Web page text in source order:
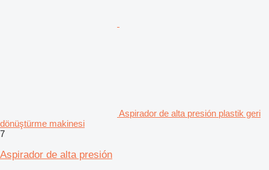
Aspirador de alta presión plastik geri
dönüştürme makinesi
7
Aspirador de alta presión